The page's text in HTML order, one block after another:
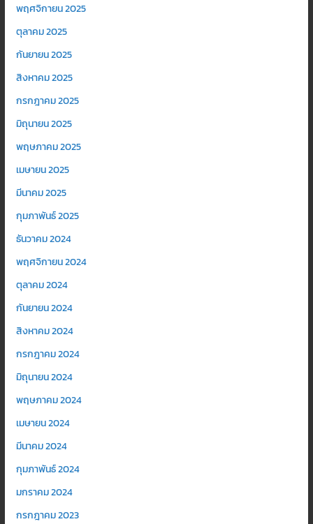
พฤศจิกายน 2025
ตุลาคม 2025
กันยายน 2025
สิงหาคม 2025
กรกฎาคม 2025
มิถุนายน 2025
พฤษภาคม 2025
เมษายน 2025
มีนาคม 2025
กุมภาพันธ์ 2025
ธันวาคม 2024
พฤศจิกายน 2024
ตุลาคม 2024
กันยายน 2024
สิงหาคม 2024
กรกฎาคม 2024
มิถุนายน 2024
พฤษภาคม 2024
เมษายน 2024
มีนาคม 2024
กุมภาพันธ์ 2024
มกราคม 2024
กรกฎาคม 2023